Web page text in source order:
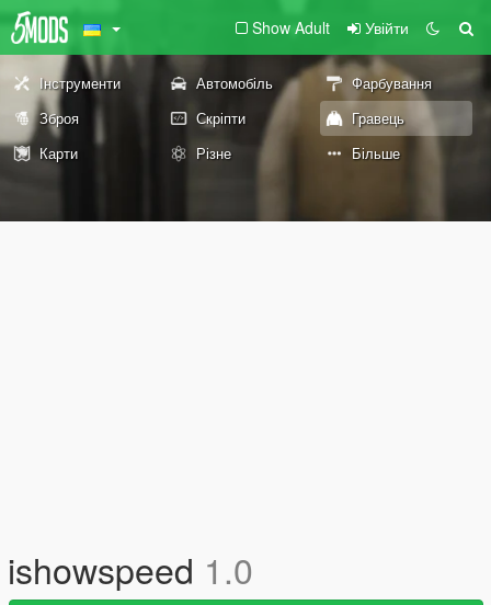
Show Adult Увійти
Інструменти Автомобіль
Фарбування
Зброя
Скріпти
Гравець
Карти
Різне Більше
ishowspeed 1.0